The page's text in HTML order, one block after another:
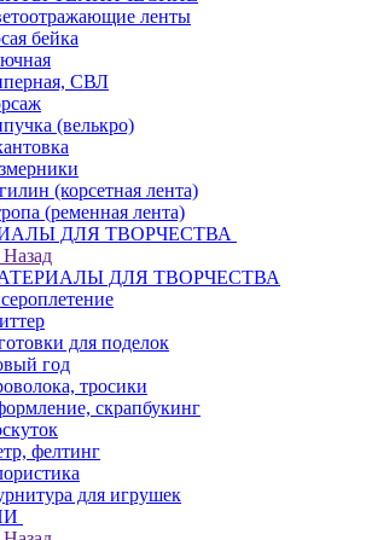
ленты
бейка
СВЛ
(велькро)
(корсетная лента)
(ременная лента)
ДЛЯ ТВОРЧЕСТВА
Назад
ДЛЯ ТВОРЧЕСТВА
для поделок
год
тросики
скрапбукинг
фелтинг
для игрушек